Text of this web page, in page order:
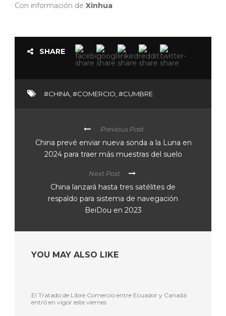
Con información de Xinhua
SHARE
#CHINA #COMERCIO #CUMBRE
Previous Post
China prevé enviar nueva sonda a la Luna en
2024 para traer más muestras del suelo
Next Post
China lanzará hasta tres satélites de
respaldo para sistema de navegación
BeiDou en 2023
YOU MAY ALSO LIKE
El Tratado de Libre Comercio entre Ecuador y Canadá
entró en vigor este viernes